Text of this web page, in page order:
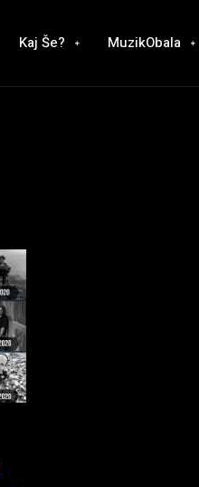
Kaj Še? MuzikObala